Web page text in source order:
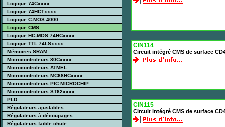
Logique 74Cxxxx
Logique 74HCTxxxx
Logique C-MOS 4000
Logique CMS
Logique HC-MOS 74HCxxxx
Logique TTL 74LSxxxx
Mémoires SRAM
Microcontroleurs 80Cxxxx
Microcontroleurs ATMEL
Microcontroleurs MC68HCxxxx
Microcontroleurs PIC MICROCHIP
Microcontroleurs ST62xxxx
PLD
Régulateurs ajustables
Régulateurs à découpages
Régulateurs faible chute
CIN114
Circuit intégré CMS de surface
CIN115
Circuit intégré CMS de surface